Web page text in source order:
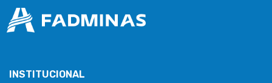
INSTITUCIONAL